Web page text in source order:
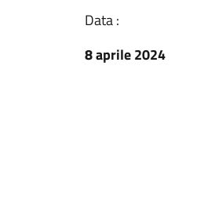
Data :
8 aprile 2024